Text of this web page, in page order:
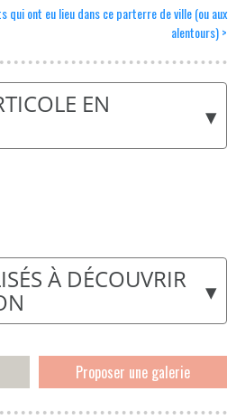
qui ont eu lieu dans ce parterre de ville (ou aux
alentours) >
▾
EN
▾
À DÉCOUVRIR
Proposer une galerie